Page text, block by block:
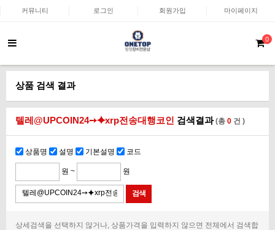
커뮤니티 로그인 회원가입 마이페이지
0
상품 검색 결과
텔레@UPCOIN24➙⯌xrp전송대행코인 검색결과(총 0 건 )
상품명 설명 기본설명 코드
원 ~ 원
상세검색을 선택하지 않거나, 상품가격을 입력하지 않으면 전체에서 검색합